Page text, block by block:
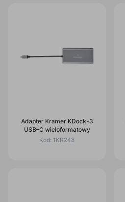
Adapter Kramer KDock-3
USB–C wieloformatowy
Kod: 1KR248